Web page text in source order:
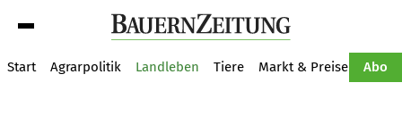
Start Agrarpolitik Landleben Tiere Markt & Preise Abo